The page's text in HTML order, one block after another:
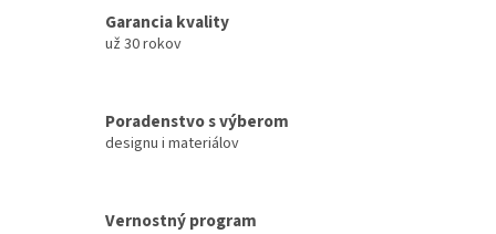
Garancia kvality
už 30 rokov
Poradenstvo s výberom
designu i materiálov
Vernostný program